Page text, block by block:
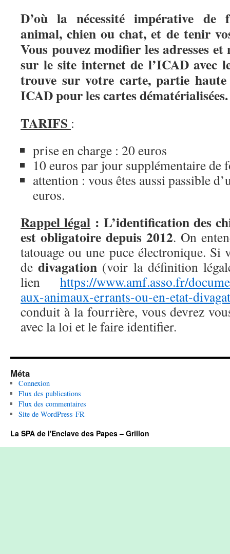
D’où la nécessité impérative
animal, chien ou chat, et de tenir
Vous pouvez modifier les adresses
sur le site internet de l’ICAD avec
trouve sur votre carte, partie
ICAD pour les cartes
TARIFS :
prise en charge : 20 euros
10 euros par jour supplémentaire de
attention : vous êtes aussi passible
euros.
Rappel légal : L’identification des
est obligatoire depuis 2012. On
tatouage ou une puce électronique. Si
dedivagation (voir la définition
lien https://www.amf.asso.fr/
aux-animaux-errants-ou-en-etat-
conduit à la fourrière, vous devrez
avec la loi et le faire identifier.
Méta
Connexion
Flux des publications
Flux des commentaires
Site de WordPress-FR
La SPA de l'Enclave des Papes – Grillon